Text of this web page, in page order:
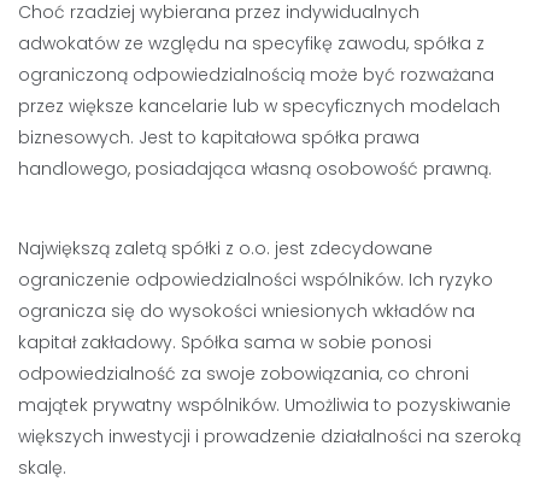
Choć rzadziej wybierana przez indywidualnych
adwokatów ze względu na specyfikę zawodu, spółka z
ograniczoną odpowiedzialnością może być rozważana
przez większe kancelarie lub w specyficznych modelach
biznesowych. Jest to kapitałowa spółka prawa
handlowego, posiadająca własną osobowość prawną.
Największą zaletą spółki z o.o. jest zdecydowane
ograniczenie odpowiedzialności wspólników. Ich ryzyko
ogranicza się do wysokości wniesionych wkładów na
kapitał zakładowy. Spółka sama w sobie ponosi
odpowiedzialność za swoje zobowiązania, co chroni
majątek prywatny wspólników. Umożliwia to pozyskiwanie
większych inwestycji i prowadzenie działalności na szeroką
skalę.